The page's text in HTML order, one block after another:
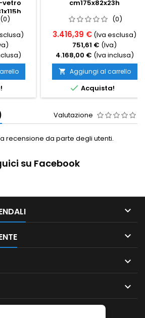
vetro
(0)
cm175x82x23h
(0)
3.416,39 € (Iva esclusa)
751,61 € (Iva)
4.168,00 € (Iva inclusa)
 Aggiungi al carrello
 Acquista!
Valutazione
recensione da parte degli utenti.
su Facebook



